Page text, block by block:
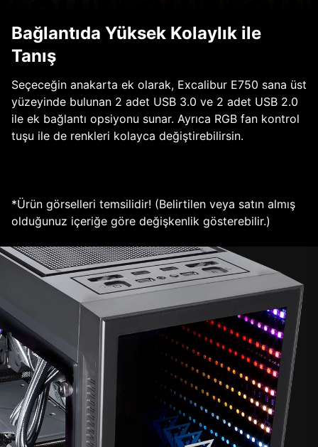
Bağlantıda Yüksek Kolaylık ile
Tanış
Seçeceğin anakarta ek olarak, Excalibur E750 sana üst
yüzeyinde bulunan 2 adet USB 3.0 ve 2 adet USB 2.0
ile ek bağlantı opsiyonu sunar. Ayrıca RGB fan kontrol
tuşu ile de renkleri kolayca değiştirebilirsin.
*Ürün görselleri temsilidir! (Belirtilen veya satın almış
olduğunuz içeriğe göre değişkenlik gösterebilir.)